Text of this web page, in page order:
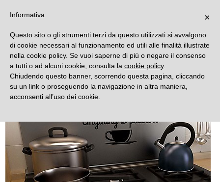
×
Informativa
Questo sito o gli strumenti terzi da questo utilizzati si avvalgono
di cookie necessari al funzionamento ed utili alle finalità illustrate
nella cookie policy. Se vuoi saperne di più o negare il consenso
a tutti o ad alcuni cookie, consulta la cookie policy.
Chiudendo questo banner, scorrendo questa pagina, cliccando
su un link o proseguendo la navigazione in altra maniera,
acconsenti all’uso dei cookie.